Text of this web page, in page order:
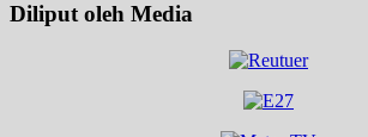
Diliput oleh Media